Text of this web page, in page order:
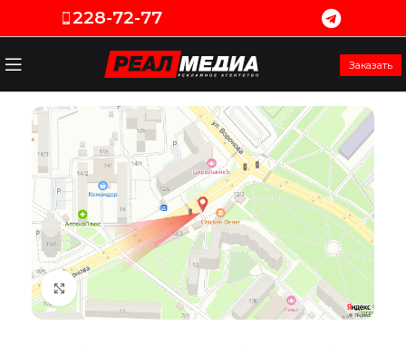
228-72-77
Заказать
Увеличить